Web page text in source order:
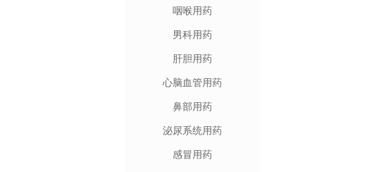
咽喉用药
男科用药
肝胆用药
心脑血管用药
鼻部用药
泌尿系统用药
感冒用药